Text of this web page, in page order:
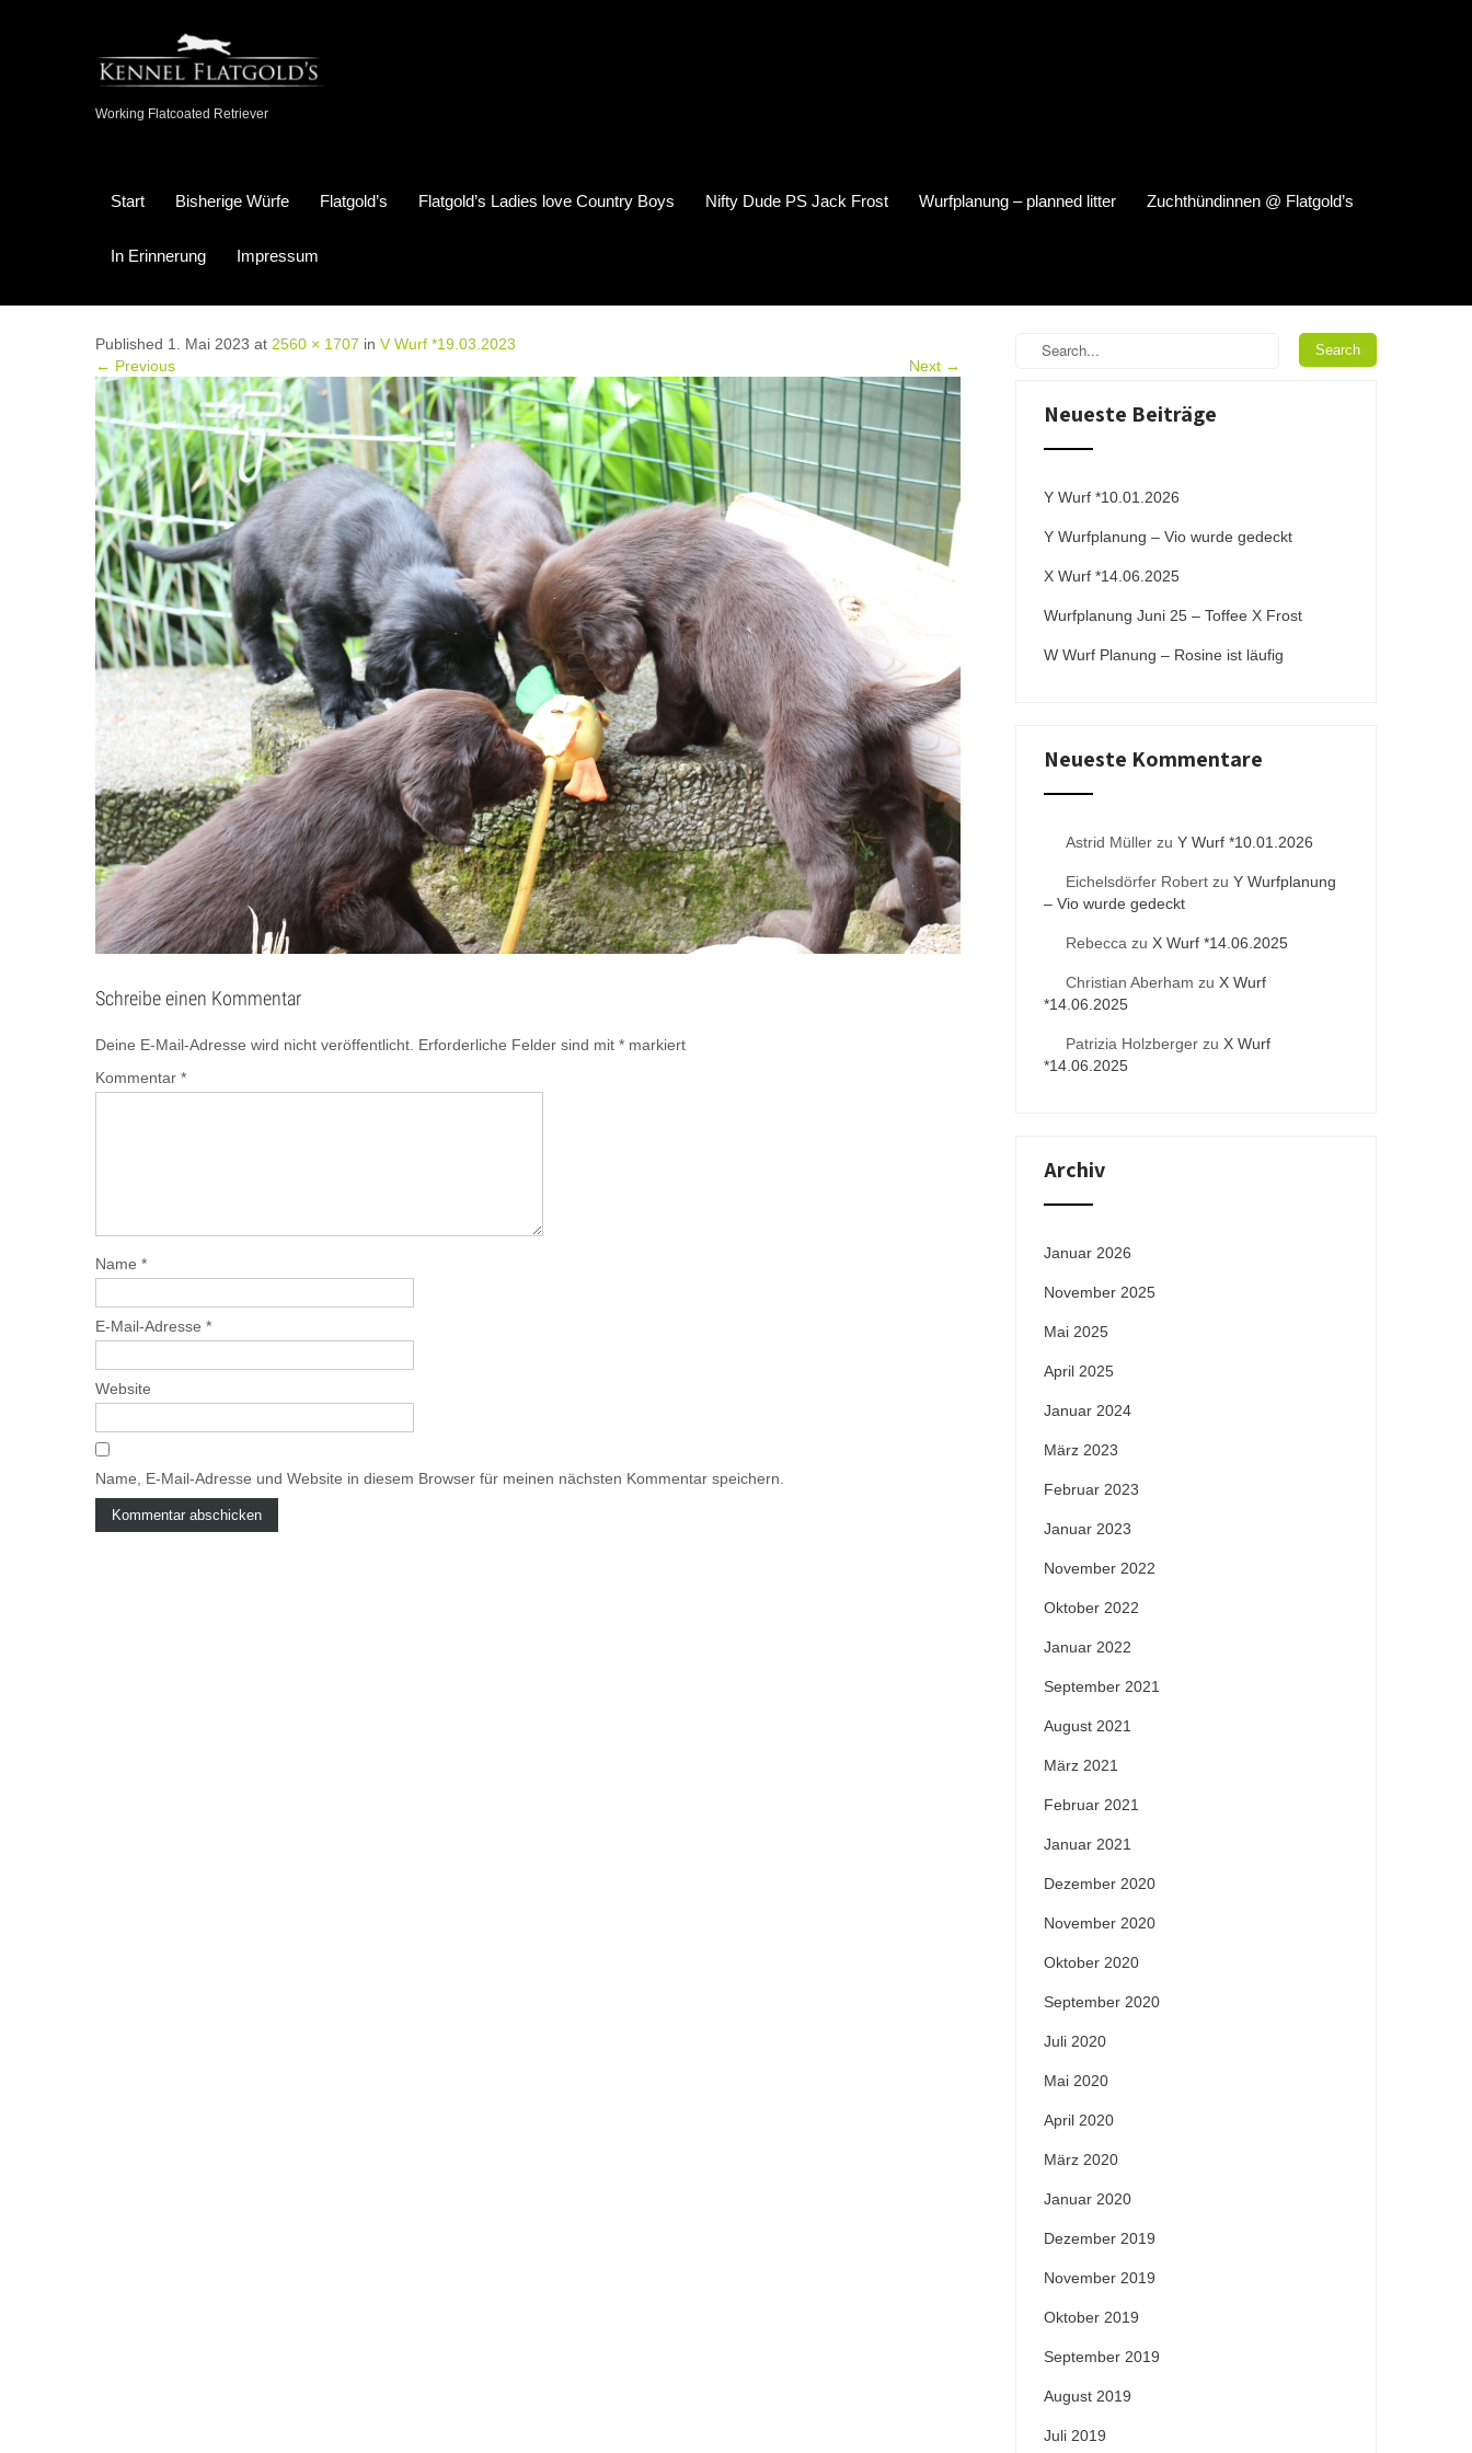
Working Flatcoated Retriever
Start Bisherige Würfe Flatgold’s Flatgold’s Ladies love Country Boys Nifty Dude PS Jack Frost Wurfplanung – planned litter Zuchthündinnen @ Flatgold’s
In Erinnerung Impressum
Published 1. Mai 2023 at 2560 × 1707 in V Wurf *19.03.2023
← Previous
Next →
Schreibe einen Kommentar
Deine E-Mail-Adresse wird nicht veröffentlicht. Erforderliche Felder sind mit * markiert
Kommentar *
Name *
E-Mail-Adresse *
Website
Name, E-Mail-Adresse und Website in diesem Browser für meinen nächsten Kommentar speichern.
Neueste Beiträge
Y Wurf *10.01.2026
Y Wurfplanung – Vio wurde gedeckt
X Wurf *14.06.2025
Wurfplanung Juni 25 – Toffee X Frost
W Wurf Planung – Rosine ist läufig
Neueste Kommentare
Astrid Müller zu Y Wurf *10.01.2026
Eichelsdörfer Robert zu Y Wurfplanung
– Vio wurde gedeckt
Rebecca zu X Wurf *14.06.2025
Christian Aberham zu X Wurf
*14.06.2025
Patrizia Holzberger zu X Wurf
*14.06.2025
Archiv
Januar 2026
November 2025
Mai 2025
April 2025
Januar 2024
März 2023
Februar 2023
Januar 2023
November 2022
Oktober 2022
Januar 2022
September 2021
August 2021
März 2021
Februar 2021
Januar 2021
Dezember 2020
November 2020
Oktober 2020
September 2020
Juli 2020
Mai 2020
April 2020
März 2020
Januar 2020
Dezember 2019
November 2019
Oktober 2019
September 2019
August 2019
Juli 2019